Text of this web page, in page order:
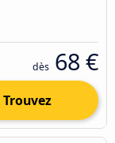
dès 68 €
Trouvez